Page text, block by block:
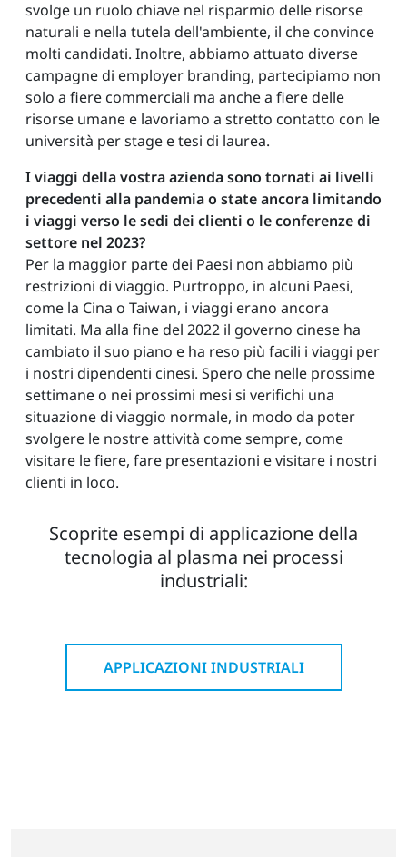
svolge un ruolo chiave nel risparmio delle risorse
naturali e nella tutela dell'ambiente, il che convince
molti candidati. Inoltre, abbiamo attuato diverse
campagne di employer branding, partecipiamo non
solo a fiere commerciali ma anche a fiere delle
risorse umane e lavoriamo a stretto contatto con le
università per stage e tesi di laurea.
I viaggi della vostra azienda sono tornati ai livelli
precedenti alla pandemia o state ancora limitando
i viaggi verso le sedi dei clienti o le conferenze di
settore nel 2023?
Per la maggior parte dei Paesi non abbiamo più
restrizioni di viaggio. Purtroppo, in alcuni Paesi,
come la Cina o Taiwan, i viaggi erano ancora
limitati. Ma alla fine del 2022 il governo cinese ha
cambiato il suo piano e ha reso più facili i viaggi per
i nostri dipendenti cinesi. Spero che nelle prossime
settimane o nei prossimi mesi si verifichi una
situazione di viaggio normale, in modo da poter
svolgere le nostre attività come sempre, come
visitare le fiere, fare presentazioni e visitare i nostri
clienti in loco.
Scoprite esempi di applicazione della
tecnologia al plasma nei processi
industriali:
APPLICAZIONI INDUSTRIALI